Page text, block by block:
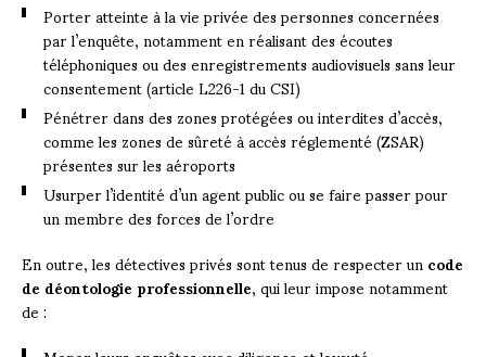
Porter atteinte à la vie privée des personnes concernées
par l’enquête, notamment en réalisant des écoutes
téléphoniques ou des enregistrements audiovisuels sans leur
consentement (article L226-1 du CSI)
Pénétrer dans des zones protégées ou interdites d’accès,
comme les zones de sûreté à accès réglementé (ZSAR)
présentes sur les aéroports
Usurper l’identité d’un agent public ou se faire passer pour
un membre des forces de l’ordre
En outre, les détectives privés sont tenus de respecter uncode
de déontologie professionnelle, qui leur impose notamment
de :